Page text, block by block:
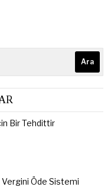
Ara
Bir Tehdittir
Öde Sistemi